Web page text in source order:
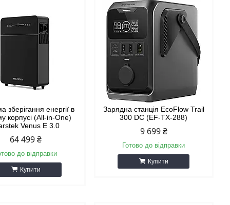
зберігання енергії в
корпусі (All-in-One)
Venus E 3.0
64 499 ₴
до відправки
Купити
Зарядна станція EcoFlow Trail
300 DC (EF-TX-288)
9 699 ₴
Готово до відправки
Купити